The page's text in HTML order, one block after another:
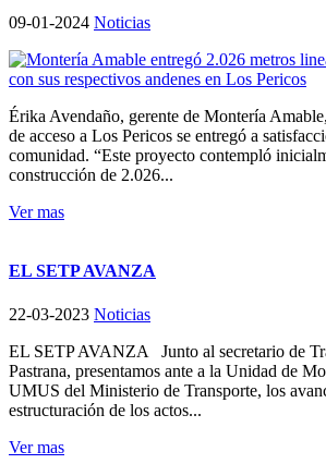
09-01-2024 Noticias
Érika Avendaño, gerente de Montería
de acceso a Los Pericos se entregó a
comunidad. “Este proyecto contempló
construcción de 2.026...
Ver mas
EL SETP AVANZA
22-03-2023 Noticias
EL SETP AVANZA Junto al secretario de
Pastrana, presentamos ante a la Unidad de
UMUS del Ministerio de Transporte, los
estructuración de los actos...
Ver mas